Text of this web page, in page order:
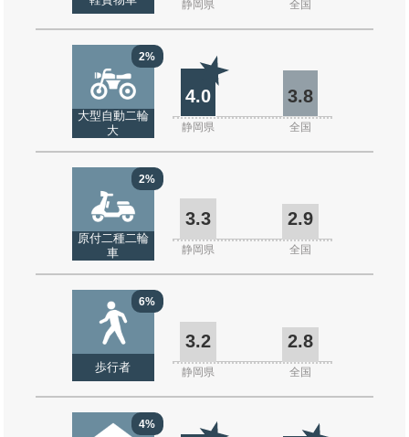
静岡県 全国
2%
大型自動二輪
大
4.0 3.8
静岡県 全国
2%
原付二種二輪
車
3.3 2.9
静岡県 全国
6%
歩行者
3.2 2.8
静岡県 全国
4%